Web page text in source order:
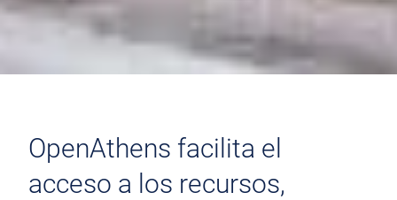
OpenAthens facilita el
acceso a los recursos,